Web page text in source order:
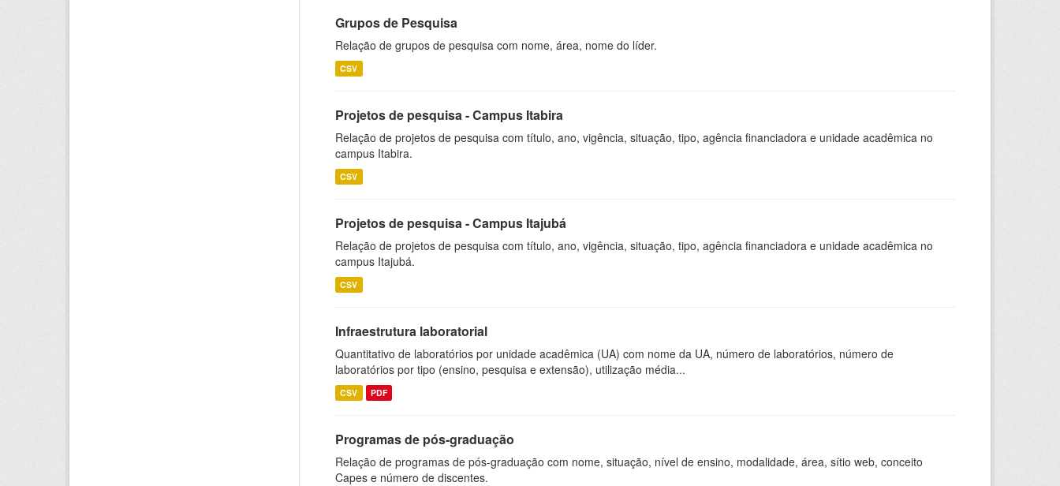
Grupos de Pesquisa
Relação de grupos de pesquisa com nome, área, nome do líder.
CSV
Projetos de pesquisa - Campus Itabira
Relação de projetos de pesquisa com título, ano, vigência, situação, tipo, agência financiadora e unidade acadêmica no
campus Itabira.
CSV
Projetos de pesquisa - Campus Itajubá
Relação de projetos de pesquisa com título, ano, vigência, situação, tipo, agência financiadora e unidade acadêmica no
campus Itajubá.
CSV
Infraestrutura laboratorial
Quantitativo de laboratórios por unidade acadêmica (UA) com nome da UA, número de laboratórios, número de
laboratórios por tipo (ensino, pesquisa e extensão), utilização média...
CSV PDF
Programas de pós-graduação
Relação de programas de pós-graduação com nome, situação, nível de ensino, modalidade, área, sítio web, conceito
Capes e número de discentes.